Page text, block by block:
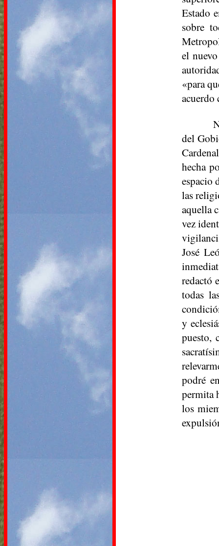
Estado
sobre
el
«para
acuerdo
del
hecha
espacio
las
aquella
vez
José
redactó
todas
y
puesto,
podré
permita
los